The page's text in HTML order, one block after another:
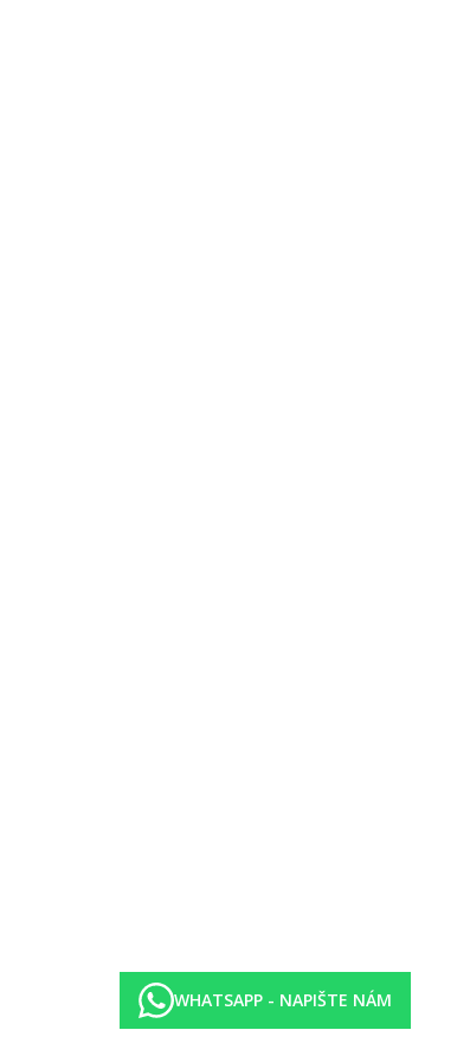
(12.30–14.30), večeře formou bufetu (18.30–20.30)
nápojů a místních alkoholických nápojů (10.00-22.00)
WHATSAPP - NAPIŠTE NÁM